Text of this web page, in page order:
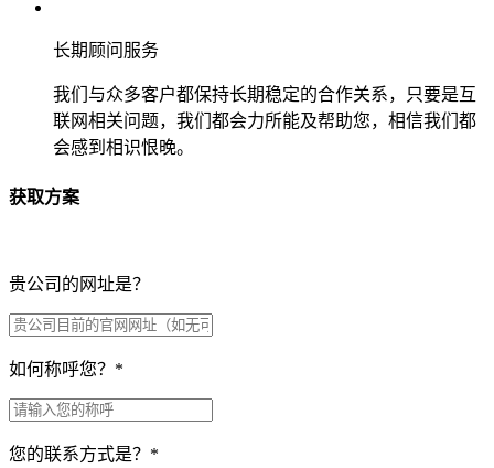
长期顾问服务
我们与众多客户都保持长期稳定的合作关系，只要是互
联网相关问题，我们都会力所能及帮助您，相信我们都
会感到相识恨晚。
获取方案
贵公司的网址是？
如何称呼您？ *
您的联系方式是？ *